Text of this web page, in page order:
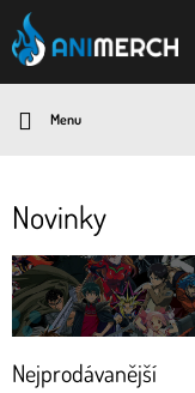
Přejít
na
obsah
Novinky
Nejprodávanější